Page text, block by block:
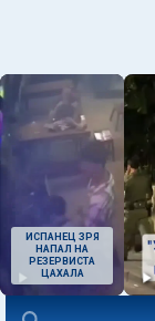
ИСПАНЕЦ ЗРЯ
НАПАЛ НА
РЕЗЕРВИСТА
ЦАХАЛА